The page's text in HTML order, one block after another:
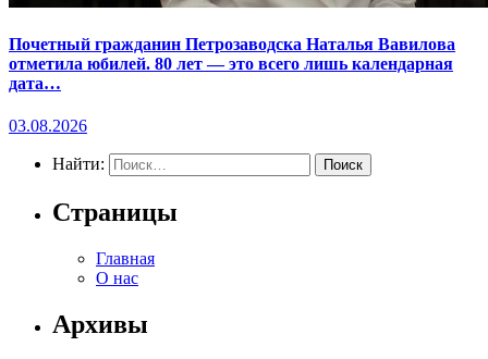
Почетный гражданин Петрозаводска Наталья Вавилова
отметила юбилей. 80 лет — это всего лишь календарная
дата…
03.08.2026
Найти:
Страницы
Главная
О нас
Архивы